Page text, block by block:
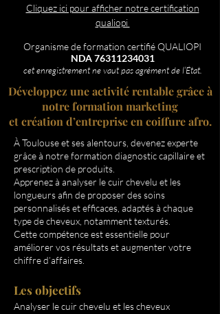
​​​​​​​​​​Cliquez ici pour afficher notre certification
qualiopi
Organisme de formation certifié QUALIOPI
NDA76311234031
cet enregistrement ne vaut pas agrément de l’État.
À Toulouse et ses alentours, devenez experte
grâce à notre formation diagnostic capillaire et
prescription de produits.
Apprenez à analyser le cuir chevelu et les
longueurs afin de proposer des soins
personnalisés et efficaces, adaptés à chaque
type de cheveux, notamment texturés.
Cette compétence est essentielle pour
améliorer vos résultats et augmenter votre
chiffre d’affaires.
Les objectifs
Analyser le cuir chevelu et les cheveux
Développez une activité rentable grâce à
notre formation marketing
et création d’entreprise en coiffure afro.